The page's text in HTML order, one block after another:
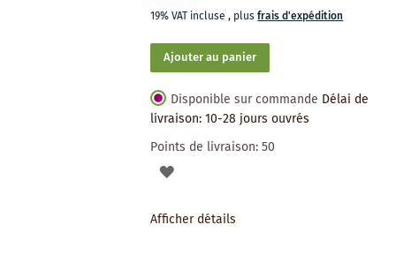
19% VAT incluse, plusfrais d'expédition
Ajouter au panier
Disponible sur commande Délai de
livraison: 10-28 jours ouvrés
Points de livraison:50
AJOUTER
Afficher détails